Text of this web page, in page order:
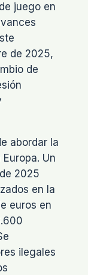
juego en
de 2025,
de
abordar la
Un
2025
en la
euros en
ilegales